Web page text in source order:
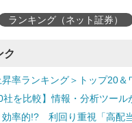
ランキング（ネット証券）
ク
昇率ランキング＞トップ20
社を比較】情報・分析ツー
効率的!? 利回り重視「高配